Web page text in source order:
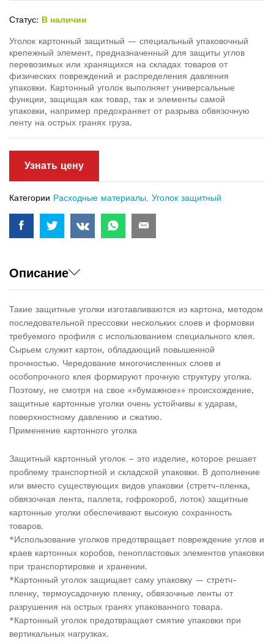
Статус: В наличии
Уголок картонный защитный — специальный упаковочный
крепежный элемент, предназначенный для защиты углов
перевозимых или хранящихся на складах товаров от
физических повреждений и распределения давления
упаковки. Картонный уголок выполняет универсальные
функции, защищая как товар, так и элементы самой
упаковки, например предохраняет от разрыва обвязочную
ленту на острых гранях груза.
Узнать цену
Категории Расходные материалы, Уголок защитный
Описание
Такие защитные уголки изготавливаются из картона, методом
последовательной прессовки нескольких слоев и формовки
требуемого профиля с использованием специального клея.
Сырьем служит картон, обладающий повышенной
прочностью. Чередование многочисленных слоев и
особопрочного клея формируют прочную структуру уголка.
Поэтому, не смотря на свое «»бумажное»» происхождение,
защитные картонные уголки очень устойчивы к ударам,
поверхностному давлению и сжатию.
Применение картонного уголка
Защитный картонный уголок – это изделие, которое решает
проблему транспортной и складской упаковки. В дополнение
или вместо существующих видов упаковки (стретч-пленка,
обвязочная лента, паллета, гофрокороб, лоток) защитные
картонные уголки обеспечивают высокую сохранность
товаров.
*Использование уголков предотвращает повреждение углов и
краев картонных коробов, пенопластовых элементов упаковки
при транспортировке и хранении.
*Картонный уголок защищает саму упаковку — стретч-
пленку, термоусадочную пленку, обвязочные ленты от
разрушения на острых гранях упакованного товара.
*Картонный уголок предотвращает смятие упаковки при
вертикальных нагрузках.